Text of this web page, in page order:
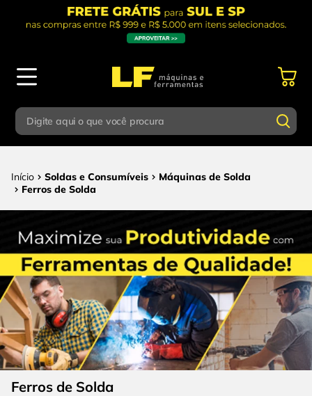
Digite aqui o que você procura
Soldas e Consumíveis
Máquinas de Solda
Ferros de Solda
Ferros de Solda
1 parafusadeira
2º caixa ferramentas
3º esmerilhadeira
4º escada
5º serra circular
6 º fio
7º serra copo
8º chave impacto
Termos mais buscados
parafusadeira
caixa ferramentas
3º esmerilhadeira
escada
5 º serra circular
6º fio